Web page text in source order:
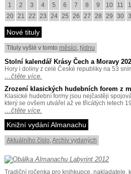
1
2 3 4 5 6 7 8 9 10 11
20 21 22 23 24 25 26 27 28 29 30
Nové tituly
Tituly vyšlé v tomto měsíci, týdnu
Stolní kalendář Krásy Čech a Moravy
Hory i doliny z celé České republiky na 53
…čtěte více.
Zrození klasických hudebních forem z
Klasické hudební formy jsou nejčastěji
který se ovšem utvářel až ve třicátých letech
…čtěte více.
Knižní vydání Almanachu
Aktuálního číslo,Archiv vydaných
Tradiční ročenka pro knihkupce, nakladatele,